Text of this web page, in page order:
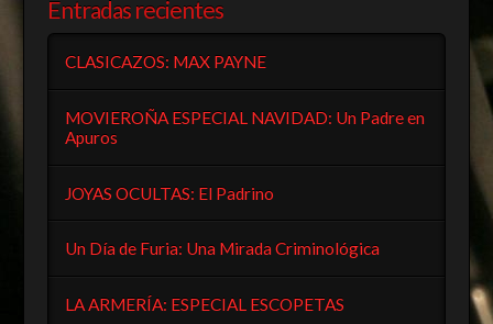
Entradas recientes
CLASICAZOS: MAX PAYNE
MOVIEROÑA ESPECIAL NAVIDAD: Un Padre en
Apuros
JOYAS OCULTAS: El Padrino
Un Día de Furia: Una Mirada Criminológica
LA ARMERÍA: ESPECIAL ESCOPETAS